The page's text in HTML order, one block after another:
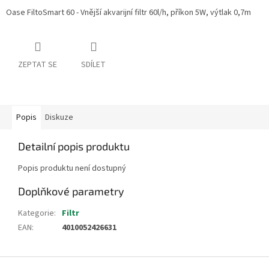
Oase FiltoSmart 60 - Vnější akvarijní filtr 60l/h, příkon 5W, výtlak 0,7m
ZEPTAT SE SDÍLET
Popis Diskuze
Detailní popis produktu
Popis produktu není dostupný
Doplňkové parametry
Kategorie: Filtr
EAN: 4010052426631